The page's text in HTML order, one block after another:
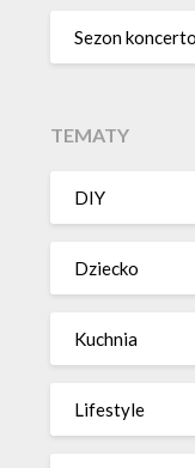
Sezon
TEMATY
DIY
Dziecko
Kuchnia
Lifestyle